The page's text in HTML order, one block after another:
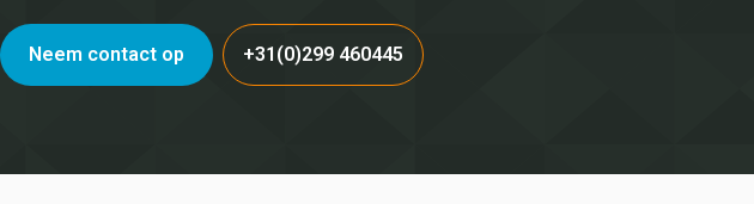
Neem contact op +31(0)299 460445